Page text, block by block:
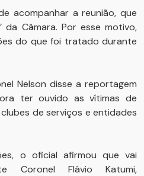
acompanhar a reunião, que
da Câmara. Por esse motivo,
do que foi tratado durante
Nelson disse a reportagem
ter ouvido as vítimas de
de serviços e entidades
o oficial afirmou que vai
Coronel Flávio Katumi,